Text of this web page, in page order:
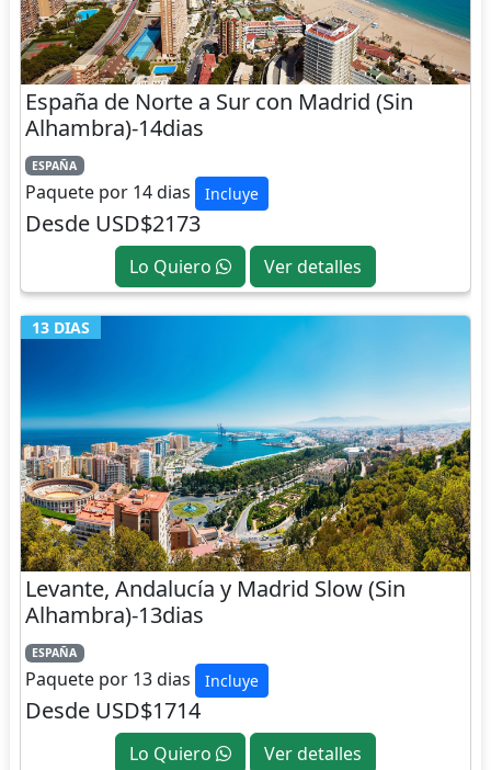
España de Norte a Sur con Madrid (Sin
Alhambra)-14dias
ESPAÑA
Paquete por 14 dias Incluye
Desde USD$2173
Lo Quiero Ver detalles
13 DIAS
Levante, Andalucía y Madrid Slow (Sin
Alhambra)-13dias
ESPAÑA
Paquete por 13 dias Incluye
Desde USD$1714
Lo Quiero Ver detalles